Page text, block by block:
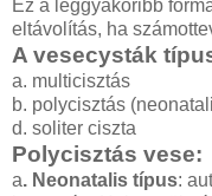
Ez a leggyakoribb
eltávolítás, ha
A vesecysták
a. multicisztás
b. polycisztás
d. soliter ciszta
Polycisztás vese:
a. Neonatalis típus: